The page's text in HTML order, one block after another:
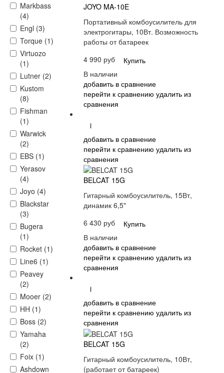
Markbass
(4)
Engl (3)
Torque (1)
Virtuozo
(1)
Lutner (2)
Kustom
(8)
Fishman
(1)
Warwick
(2)
EBS (1)
Yerasov
(4)
Joyo (4)
Blackstar
(3)
Bugera
(1)
Rocket (1)
Line6 (1)
Peavey
(2)
Mooer (2)
HH (1)
Boss (2)
Yamaha
(2)
Foix (1)
Ashdown
JOYO MA-10E
Портативный комбоусилитель для
электрогитары, 10Вт. Возможность
работы от батареек
4 990 руб
Купить
В наличии
добавить в сравнение
перейти к сравнению удалить из
сравнения
i
добавить в сравнение
перейти к сравнению удалить из
сравнения
BELCAT 15G
Гитарный комбоусилитель, 15Вт,
динамик 6,5"
6 430 руб
Купить
В наличии
добавить в сравнение
перейти к сравнению удалить из
сравнения
i
добавить в сравнение
перейти к сравнению удалить из
сравнения
BELCAT 15G
Гитарный комбоусилитель, 10Вт,
(работает от батареек)